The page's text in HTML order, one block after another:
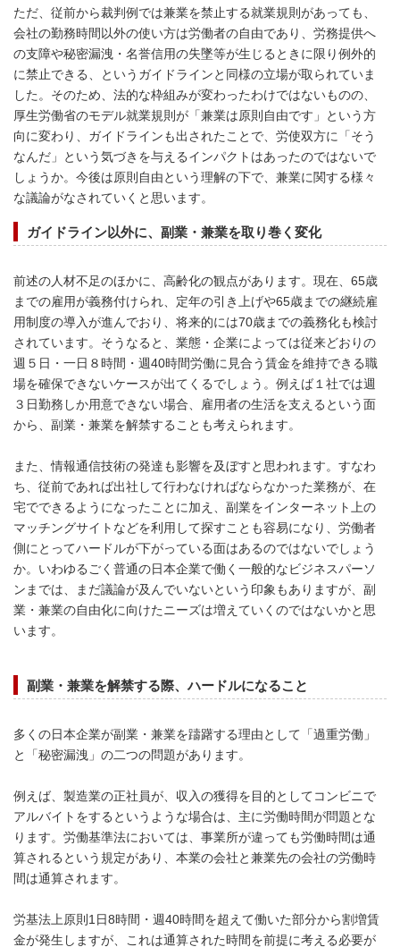
ただ、従前から裁判例では兼業を禁止する就業規則があっても、
会社の勤務時間以外の使い方は労働者の自由であり、労務提供へ
の支障や秘密漏洩・名誉信用の失墜等が生じるときに限り例外的
に禁止できる、というガイドラインと同様の立場が取られていま
した。そのため、法的な枠組みが変わったわけではないものの、
厚生労働省のモデル就業規則が「兼業は原則自由です」という方
向に変わり、ガイドラインも出されたことで、労使双方に「そう
なんだ」という気づきを与えるインパクトはあったのではないで
しょうか。今後は原則自由という理解の下で、兼業に関する様々
な議論がなされていくと思います。
ガイドライン以外に、 副業・兼業を取り巻く 変化
前述の人材不足のほかに、高齢化の観点があります。現在、65歳
までの雇用が義務付けられ、定年の引き上げや65歳までの継続雇
用制度の導入が進んでおり、将来的には70歳までの義務化も検討
されています。そうなると、業態・企業によっては従来どおりの
週５日・一日８時間・週40時間労働に見合う賃金を維持できる職
場を確保できないケースが出てくるでしょう。例えば１社では週
３日勤務しか用意できない場合、雇用者の生活を支えるという面
から、副業・兼業を解禁することも考えられます。
また、情報通信技術の発達も影響を及ぼすと思われます。すなわ
ち、従前であれば出社して行わなければならなかった業務が、在
宅でできるようになったことに加え、副業をインターネット上の
マッチングサイトなどを利用して探すことも容易になり、労働者
側にとってハードルが下がっている面はあるのではないでしょう
か。いわゆるごく普通の日本企業で働く一般的なビジネスパーソ
ンまでは、まだ議論が及んでいないという印象もありますが、副
業・兼業の自由化に向けたニーズは増えていくのではないかと思
います。
副業・兼業を解禁する際、ハードルになること
多くの日本企業が副業・兼業を躊躇する理由として「過重労働」
と「秘密漏洩」の二つの問題があります。
例えば、製造業の正社員が、収入の獲得を目的としてコンビニで
アルバイトをするというような場合は、主に労働時間が問題とな
ります。労働基準法においては、事業所が違っても労働時間は通
算されるという規定があり、本業の会社と兼業先の会社の労働時
間は通算されます。
労基法上原則1日8時間・週40時間を超えて働いた部分から割増賃
金が発生しますが、これは通算された時間を前提に考える必要が